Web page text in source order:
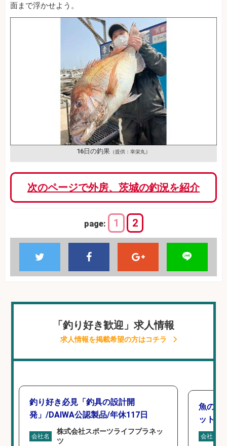
面まで浮かせよう。
16日の釣果 （提供：幸栄丸）
次のページで外房、茨城の釣況を紹介
page: 1 2
「釣り好き歓迎」求人情報
求人情報を掲載希望の方はコチラ
釣り好き必見「釣具の設計開
発」/DAIWA公認製品/年休117日
会社名
株式会社スポーツライフプラネッ
ツ
魚の「
ットを
会社名